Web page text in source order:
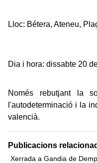
Lloc: Bétera, Ateneu,
Dia i hora: dissabte 20
Només rebutjant la
l'autodeterminació i la
valencià.
Publicacions
Xerrada a Gandia de